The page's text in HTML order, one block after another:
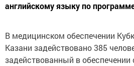
английскому языку по
В медицинском обеспечении
Казани задействовано 385
задействованный в обеспечении